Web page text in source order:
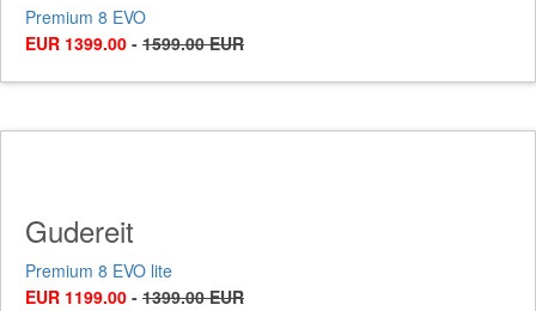
Premium 8 EVO
EUR 1399.00 - 1599.00 EUR
Gudereit
Premium 8 EVO lite
EUR 1199.00 - 1399.00 EUR